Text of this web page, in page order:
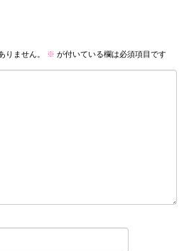
りません。 ※ が付いている欄は必須項目です